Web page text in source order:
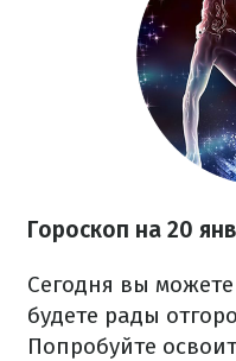
Гороскоп на 20
Сегодня вы
будете рады
Попробуйте